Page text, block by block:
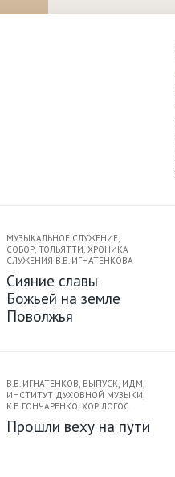
МУЗЫКАЛЬНОЕ СЛУЖЕНИЕ,
СОБОР, ТОЛЬЯТТИ, ХРОНИКА
СЛУЖЕНИЯ В.В. ИГНАТЕНКОВА
Сияние славы
Божьей на земле
Поволжья
В.В. ИГНАТЕНКОВ, ВЫПУСК, ИДМ,
ИНСТИТУТ ДУХОВНОЙ МУЗЫКИ,
К.Е. ГОНЧАРЕНКО, ХОР ЛОГОС
Прошли веху на пути